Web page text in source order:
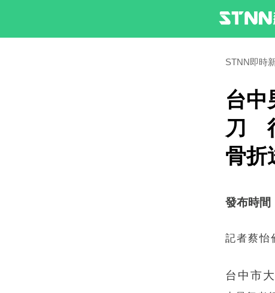
STNN即時
台中
刀
骨折
發布時間
記者蔡怡
台中市